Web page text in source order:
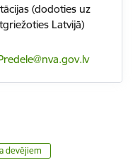
(dodoties uz
Latvijā)
devējiem